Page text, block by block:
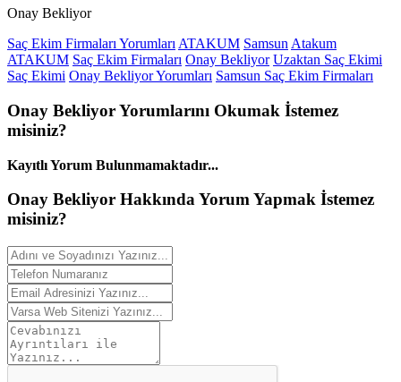
Onay Bekliyor
Saç Ekim Firmaları Yorumları ATAKUM Samsun Atakum
ATAKUM Saç Ekim Firmaları Onay Bekliyor Uzaktan Saç Ekimi
Saç Ekimi Onay Bekliyor Yorumları Samsun Saç Ekim Firmaları
Onay BekliyorYorumlarını Okumak İstemez
misiniz?
Kayıtlı Yorum Bulunmamaktadır...
Onay Bekliyor HakkındaYorumYapmak İstemez
misiniz?